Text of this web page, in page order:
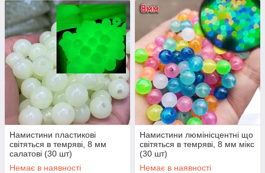
Намистини пластикові
світяться в темряві, 8 мм
салатові (30 шт)
Немає в наявності
Намистини люмінісцентні що
світяться в темряві, 8 мм мікс
(30 шт)
Немає в наявності